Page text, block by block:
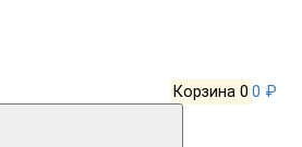
Корзина 0 0 ₽